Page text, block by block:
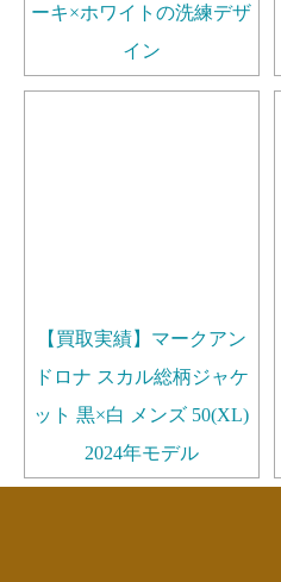
ーキ×ホワイトの洗練デザ
イン
【買取実績】マークアン
ドロナ スカル総柄ジャケ
ット 黒×白 メンズ 50(XL)
2024年モデル